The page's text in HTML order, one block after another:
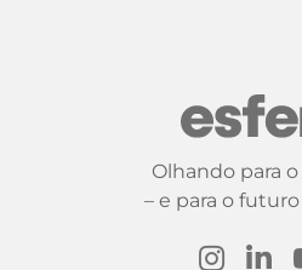
Olhando para
– e para o futuro